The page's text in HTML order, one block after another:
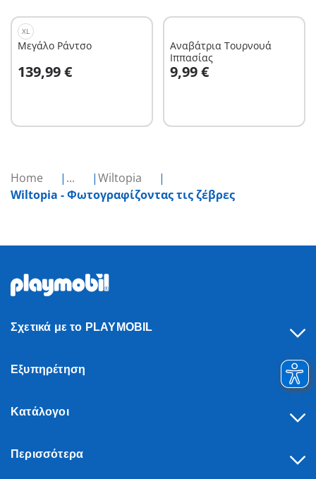
Home ...
Wiltopia
Wiltopia - Φωτογραφίζοντας τις ζέβρες
XL
Μεγάλο Ράντσο
139,99 €
Αναβάτρια Τουρνουά
Ιππασίας
9,99 €
Στο καλάθι
Σχετικά με το PLAYMOBIL
Εξυπηρέτηση
Κατάλογοι
Περισσότερα